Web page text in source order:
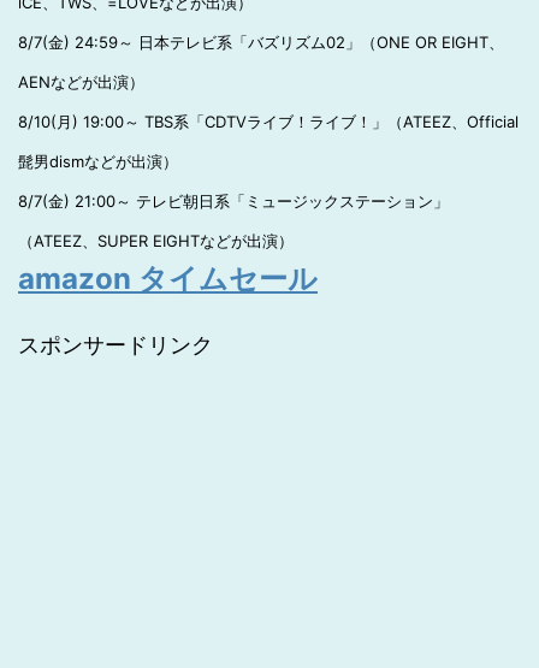
8/7(金) 24:59～ 日本テレビ系「バズリズム02」（ONE OR EIGHT、
AENなどが出演）
8/10(月) 19:00～ TBS系「CDTVライブ！ライブ！」（ATEEZ、Official
髭男dismなどが出演）
8/7(金) 21:00～ テレビ朝日系「ミュージックステーション」
（ATEEZ、SUPER EIGHTなどが出演）
amazon タイムセール
スポンサードリンク